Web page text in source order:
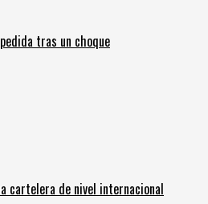
tras un choque
cartelera de nivel internacional